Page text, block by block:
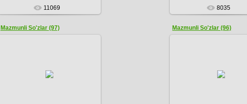
11069 8035
Mazmunli So'zlar (97) Mazmunli So'zlar (96)